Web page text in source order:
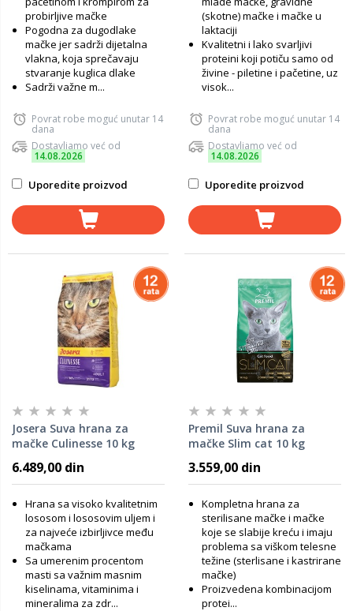
probirljive mačke
Pogodna za dugodlake
mačke jer sadrži dijetalna
vlakna, koja sprečavaju
stvaranje kuglica dlake
Sadrži važne m...
Povrat robe moguć unutar 14
dana
Dostavljamo već od
14.08.2026
Uporedite proizvod
(skotne) mačke i mačke u
laktaciji
Kvalitetni i lako svarljivi
proteini koji potiču samo od
živine - piletine i pačetine, uz
visok...
Povrat robe moguć unutar 14
dana
Dostavljamo već od
14.08.2026
Uporedite proizvod
Josera Suva hrana za
mačke Culinesse 10 kg
6.489,00 din
Hrana sa visoko kvalitetnim
lososom i lososovim uljem i
za najveće izbirljivce među
mačkama
Sa umerenim procentom
masti sa važnim masnim
kiselinama, vitaminima i
mineralima za zdr...
Premil Suva hrana za
mačke Slim cat 10 kg
3.559,00 din
Kompletna hrana za
sterilisane mačke i mačke
koje se slabije kreću i imaju
problema sa viškom telesne
težine (sterlisane i kastrirane
mačke)
Proizvedena kombinacijom
protei...